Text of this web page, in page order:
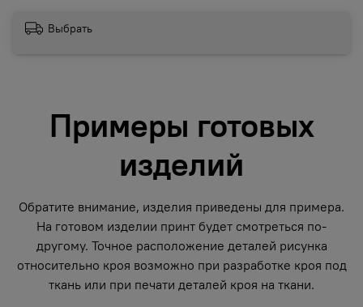
Выбрать
Примеры готовых
изделий
Обратите внимание, изделия приведены для примера.
На готовом изделии принт будет смотреться по-
другому. Точное расположение деталей рисунка
относительно кроя возможно при разработке кроя под
ткань или при печати деталей кроя на ткани.